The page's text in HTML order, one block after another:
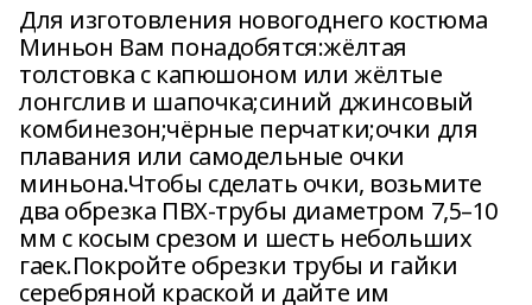
Для изготовления новогоднего костюма
Миньон Вам понадобятся:жёлтая
толстовка с капюшоном или жёлтые
лонгслив и шапочка;синий джинсовый
комбинезон;чёрные перчатки;очки для
плавания или самодельные очки
миньона.Чтобы сделать очки, возьмите
два обрезка ПВХ-трубы диаметром 7,5–10
мм с косым срезом и шесть небольших
гаек.Покройте обрезки трубы и гайки
серебряной краской и дайте им